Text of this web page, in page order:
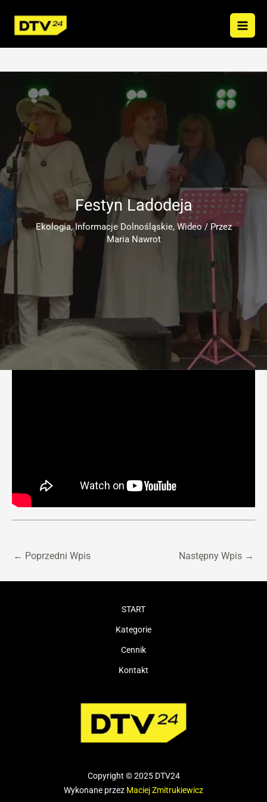
treści
Festyn Ladodeja
Ekologia,Informacje Dolnośląskie, Wideo/ Przez
Maria Nawrot
← Poprzedni Wpis Następny Wpis →
START
Kategorie
Cennik
Kontakt
Copyright © 2025 DTV24
Wykonane przez Maciej Zmitrukiewicz